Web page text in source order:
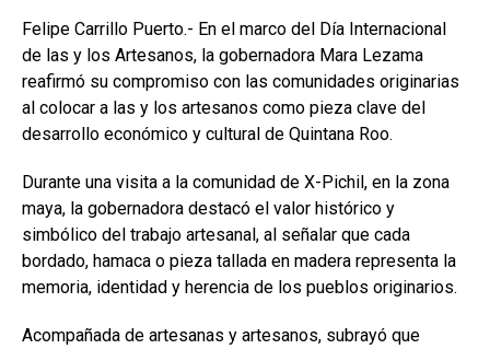
Felipe Carrillo Puerto.- En el marco del Día Internacional
de las y los Artesanos, la gobernadora Mara Lezama
reafirmó su compromiso con las comunidades originarias
al colocar a las y los artesanos como pieza clave del
desarrollo económico y cultural de Quintana Roo.
Durante una visita a la comunidad de X-Pichil, en la zona
maya, la gobernadora destacó el valor histórico y
simbólico del trabajo artesanal, al señalar que cada
bordado, hamaca o pieza tallada en madera representa la
memoria, identidad y herencia de los pueblos originarios.
Acompañada de artesanas y artesanos, subrayó que